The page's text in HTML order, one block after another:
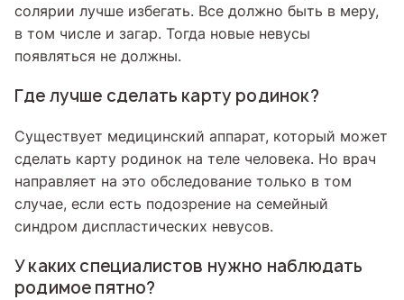
солярии лучше избегать. Все должно быть в меру,
в том числе и загар. Тогда новые невусы
появляться не должны.
Где лучше сделать карту родинок?
Существует медицинский аппарат, который может
сделать карту родинок на теле человека. Но врач
направляет на это обследование только в том
случае, если есть подозрение на семейный
синдром диспластических невусов.
У каких специалистов нужно наблюдать
родимое пятно?